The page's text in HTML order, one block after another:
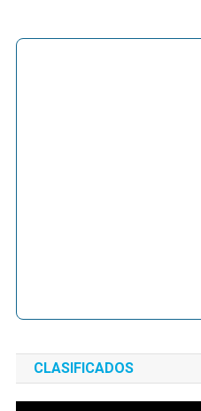
CLASIFICADOS